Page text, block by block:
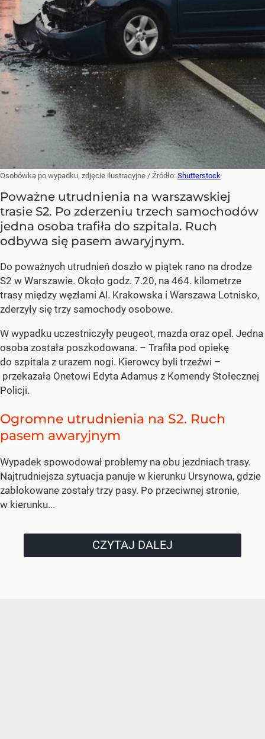
Osobówka po wypadku, zdjęcie ilustracyjne / Źródło: Shutterstock
Poważne utrudnienia na warszawskiej
trasie S2. Po zderzeniu trzech samochodów
jedna osoba trafiła do szpitala. Ruch
odbywa się pasem awaryjnym.
Do poważnych utrudnień doszło w piątek rano na drodze
S2 w Warszawie. Około godz. 7.20, na 464. kilometrze
trasy między węzłami Al. Krakowska i Warszawa Lotnisko,
zderzyły się trzy samochody osobowe.
W wypadku uczestniczyły peugeot, mazda oraz opel. Jedna
osoba została poszkodowana. – Trafiła pod opiekę
do szpitala z urazem nogi. Kierowcy byli trzeźwi –
przekazała Onetowi Edyta Adamus z Komendy Stołecznej
Policji.
Ogromne utrudnienia na S2. Ruch
pasem awaryjnym
Wypadek spowodował problemy na obu jezdniach trasy.
Najtrudniejsza sytuacja panuje w kierunku Ursynowa, gdzie
zablokowane zostały trzy pasy. Po przeciwnej stronie,
w kierunku...
CZYTAJ DALEJ